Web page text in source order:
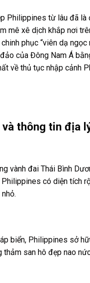
Philippines từ lâu đã là
mê xê dịch khắp nơi
phục “viên dạ ngọc
của Đông Nam Á
về thủ tục nhập cảnh
thông tin địa
vành đai Thái Bình
có diện tích
biển, Philippines sở
thảm san hô đẹp nao